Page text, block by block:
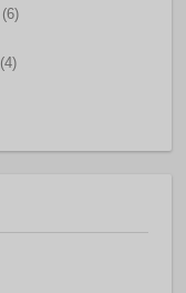
(6)
(4)